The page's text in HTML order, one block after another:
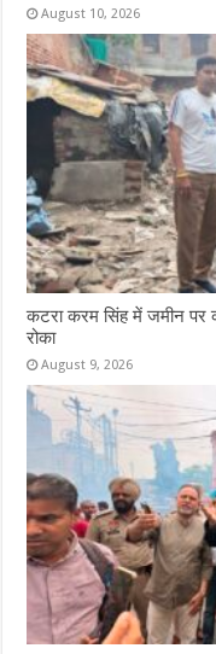
August 10, 2026
कटरा करम सिंह में जमीन पर
रोका
August 9, 2026